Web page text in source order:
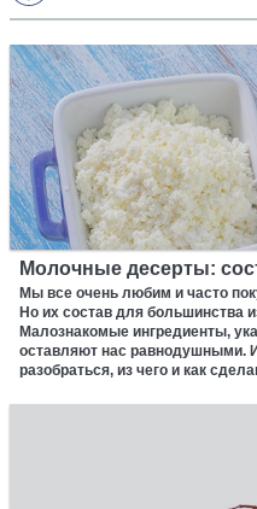
Молочные десерты:
Мы все очень любим и часто
Но их состав для большинства
Малознакомые ингредиенты,
оставляют нас равнодушными.
разобраться, из чего и как